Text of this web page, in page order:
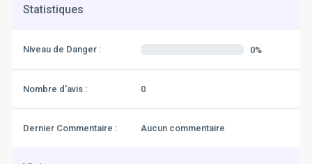
Statistiques
Niveau de Danger : 0%
Nombre d'avis : 0
Dernier Commentaire : Aucun commentaire